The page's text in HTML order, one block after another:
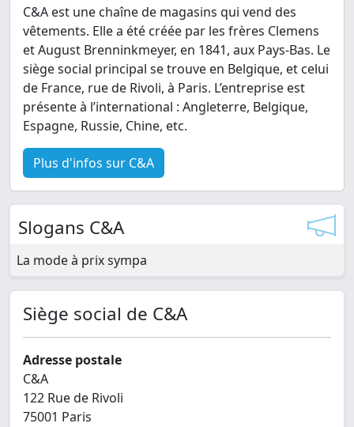
C&A est une chaîne de magasins qui vend des
vêtements. Elle a été créée par les frères Clemens
et August Brenninkmeyer, en 1841, aux Pays-Bas. Le
siège social principal se trouve en Belgique, et celui
de France, rue de Rivoli, à Paris. L’entreprise est
présente à l’international : Angleterre, Belgique,
Espagne, Russie, Chine, etc.
Plus d'infos sur C&A
Slogans C&A
La mode à prix sympa
Siège social de C&A
Adresse postale
C&A
122 Rue de Rivoli
75001 Paris